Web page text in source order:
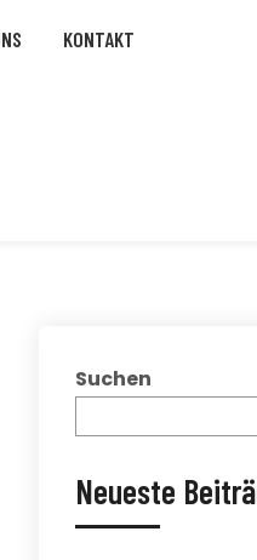
KONTAKT
Suchen
Neueste